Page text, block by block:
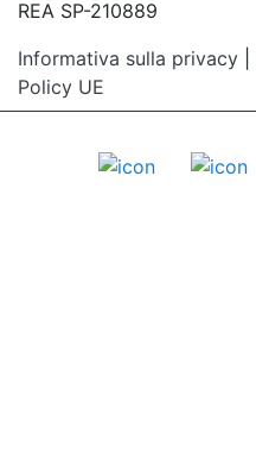
REA SP-210889
Informativa sulla privacy
Policy UE